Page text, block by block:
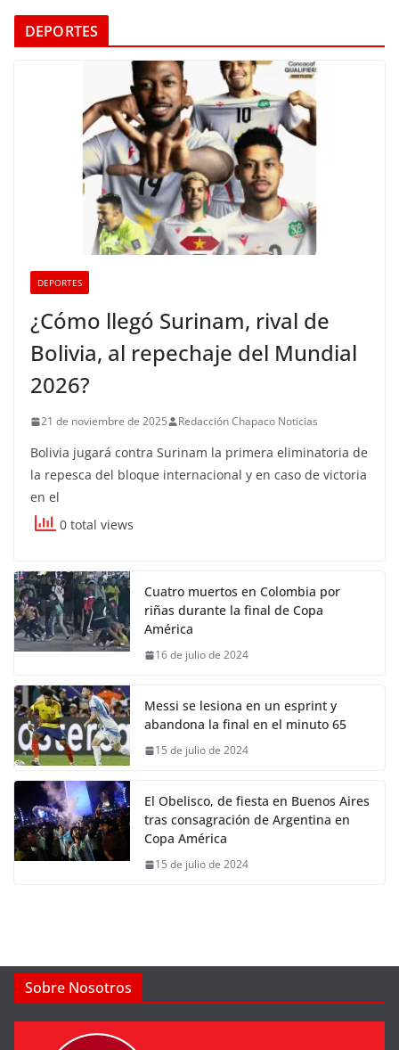
DEPORTES
DEPORTES
¿Cómo llegó Surinam, rival de
Bolivia, al repechaje del Mundial
2026?
21 de noviembre de 2025 Redacción Chapaco Noticias
Bolivia jugará contra Surinam la primera eliminatoria de
la repesca del bloque internacional y en caso de victoria
en el
0 total views
Cuatro muertos en Colombia por
riñas durante la final de Copa
América
16 de julio de 2024
Messi se lesiona en un esprint y
abandona la final en el minuto 65
15 de julio de 2024
El Obelisco, de fiesta en Buenos Aires
tras consagración de Argentina en
Copa América
15 de julio de 2024
Sobre Nosotros